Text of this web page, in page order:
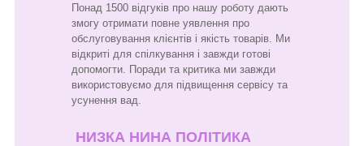
Понад 1500 відгуків про нашу роботу дають
змогу отримати повне уявлення про
обслуговування клієнтів і якість товарів. Ми
відкриті для спілкування і завжди готові
допомогти. Поради та критика ми завжди
використовуємо для підвищення сервісу та
усунення вад.
НИЗКА НИНА ПОЛІТИКА